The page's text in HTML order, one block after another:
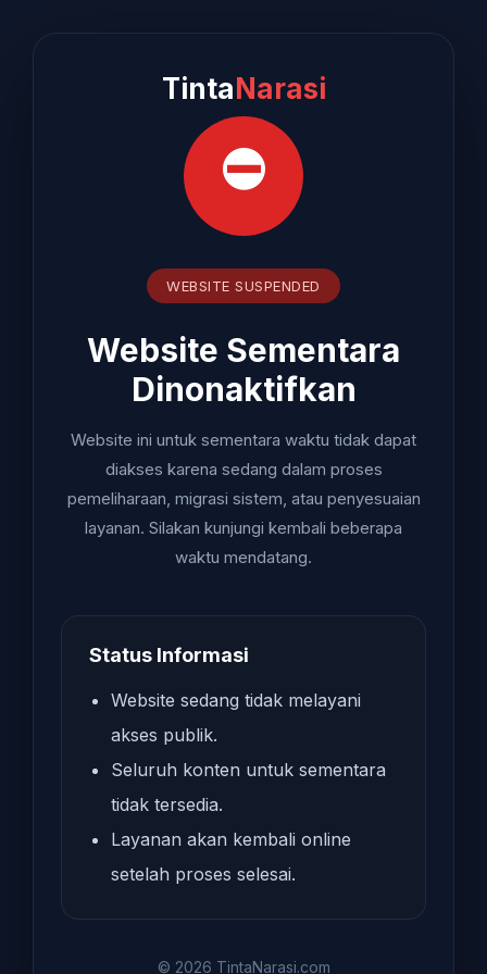
TintaNarasi
⛔
WEBSITE SUSPENDED
Website Sementara
Dinonaktifkan
Website ini untuk sementara waktu tidak dapat
diakses karena sedang dalam proses
pemeliharaan, migrasi sistem, atau penyesuaian
layanan. Silakan kunjungi kembali beberapa
waktu mendatang.
Status Informasi
Website sedang tidak melayani
akses publik.
Seluruh konten untuk sementara
tidak tersedia.
Layanan akan kembali online
setelah proses selesai.
© 2026 TintaNarasi.com